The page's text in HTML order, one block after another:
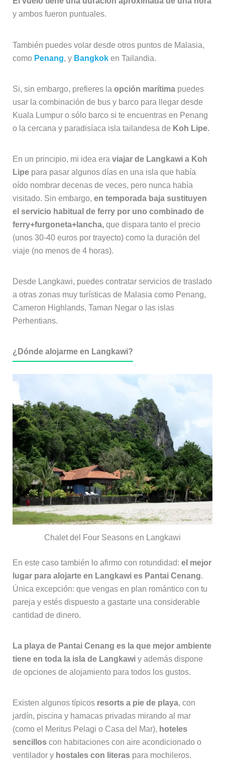
y ambos fueron puntuales.
También puedes volar desde otros puntos de Malasia,
como Penang, y Bangkoken Tailandia.
Si, sin embargo, prefieres la opción marítimapuedes
usar la combinación de bus y barco para llegar desde
Kuala Lumpur o sólo barco si te encuentras en Penang
o la cercana y paradisíaca isla tailandesa de Koh Lipe.
En un principio, mi idea era viajar de Langkawi a Koh
Lipepara pasar algunos días en una isla que había
oído nombrar decenas de veces, pero nunca había
visitado. Sin embargo, en temporada baja sustituyen
el servicio habitual de ferry por uno combinado de
ferry+furgoneta+lancha,que dispara tanto el precio
(unos 30-40 euros por trayecto) como la duración del
viaje (no menos de 4 horas).
Desde Langkawi, puedes contratar servicios de traslado
a otras zonas muy turísticas de Malasia como Penang,
Cameron Highlands, Taman Negar o las islas
Perhentians.
¿Dónde alojarme en Langkawi?
Chalet del Four Seasons en Langkawi
En este caso también lo afirmo con rotundidad: el mejor
lugar para alojarte en Langkawi es Pantai Cenang.
Única excepción: que vengas en plan romántico con tu
pareja y estés dispuesto a gastarte una considerable
cantidad de dinero.
La playa de Pantai Cenang es la que mejor ambiente
tiene en toda la isla de Langkawiy además dispone
de opciones de alojamiento para todos los gustos.
Existen algunos típicos resorts a pie de playa, con
jardín, piscina y hamacas privadas mirando al mar
(como el Meritus Pelagi o Casa del Mar), hoteles
sencilloscon habitaciones con aire acondicionado o
ventilador y hostales con literaspara mochileros.